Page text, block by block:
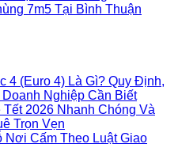
7m5 Tại Bình Thuận
4 (Euro 4) Là Gì? Quy Định,
Nghiệp Cần Biết
2026 Nhanh Chóng Và
Trọn Vẹn
Cấm Theo Luật Giao